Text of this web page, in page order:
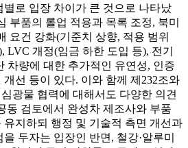
로 입장 차이가 큰 것으로 나타났
부품의 롤업 적용과 목록 조정, 북미
요건 강화(기준치 상향, 적용 범위
LVC 개정(임금 하한 도입 등), 전기
차량에 대한 추가적인 유연성, 인증
선 등이 있다. 이와 함께 제232조와
광물 협력에 대해서도 다양한 의견
동 검토에서 완성차 제조사와 부품
지하되 행정 및 기술적 측면 개선과
두자는 입장인 반면, 철강·알루미